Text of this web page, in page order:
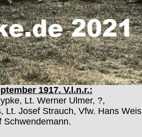
1917. V.l.n.r.:
Lt. Werner Ulmer, ?,
Lt. Josef Strauch, Vfw. Hans
Schwendemann.